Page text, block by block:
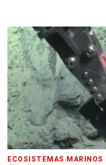
ECOSISTEMAS MARINOS